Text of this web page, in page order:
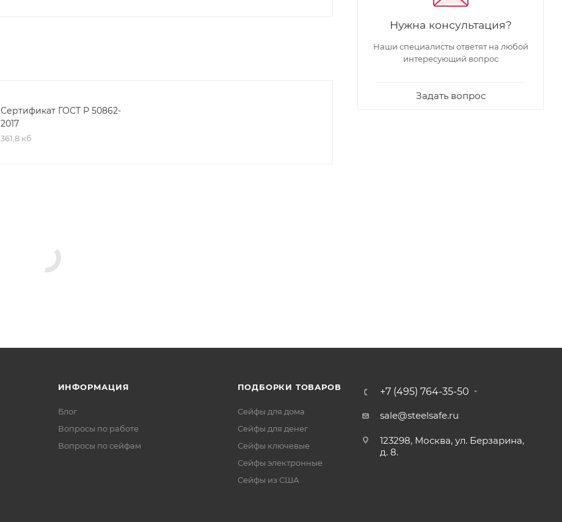
Сертификат ГОСТ Р 50862-
2017
361,8 кб
Нужна консультация?
Наши специалисты ответят на любой
интересующий вопрос
Задать вопрос
ИНФОРМАЦИЯ
Блог
Вопросы по работе
Вопросы по сейфам
ПОДБОРКИ ТОВАРОВ
Сейфы для дома
Сейфы для денег
Сейфы ключевые
Сейфы электронные
Сейфы из США
+7 (495) 764-35-50
sale@steelsafe.ru
123298, Москва, ул. Берзарина,
д. 8.